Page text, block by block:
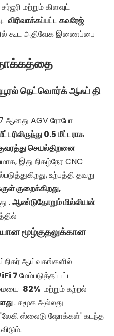
மற்றும் கிளவுட்
விரிவாக்கப்பட்ட கவரேஜ்
கூட அதிவேக இணைப்பை
நெட்வொர்க் ஆஃப் தி
ஆனது AGV ரோபோ
0.5 மீட்டராக
செயல்திறனை
இது நிகழ்நேர CNC
உற்பத்தி தவறு
குறைக்கிறது,
. ஆண்டுதோறும் மில்லியன்
மூழ்குதலுக்கான
ஆய்வகங்களில்
7மேம்படுத்தப்பட்ட
82% மற்றும் கற்றல்
. சமூக அல்லது
ஸ்லைடு ஷோக்கள்' கடந்த